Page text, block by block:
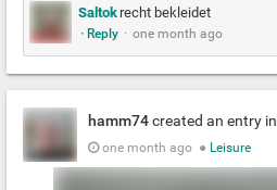
Saltok recht bekleidet
· Reply · one month ago
hamm74created an entry in
one month ago ● Leisure